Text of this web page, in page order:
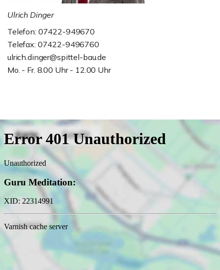
Ulrich Dinger
Telefon: 07422-949670
Telefax: 07422-9496760
ulrich.dinger@spittel-bau.de
Mo. - Fr. 8.00 Uhr - 12.00 Uhr